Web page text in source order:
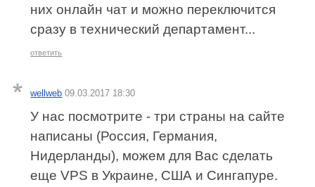
них онлайн чат и можно переключится
сразу в технический департамент...
ответить
wellweb 09.03.2017 18:30
У нас посмотрите - три страны на сайте
написаны (Россия, Германия,
Нидерланды), можем для Вас сделать
еще VPS в Украине, США и Сингапуре.